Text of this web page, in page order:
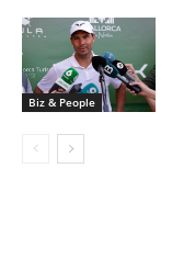
Biz & People